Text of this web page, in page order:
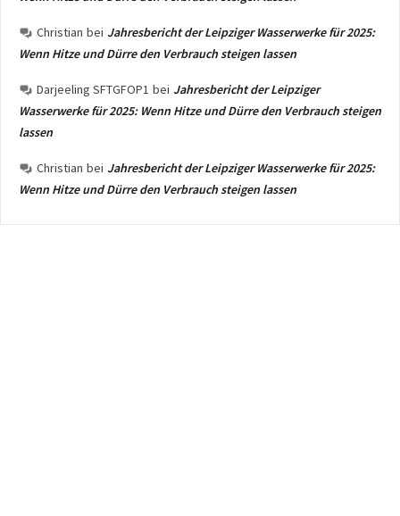
Christian bei Jahresbericht der Leipziger Wasserwerke für 2025:
Wenn Hitze und Dürre den Verbrauch steigen lassen
Darjeeling SFTGFOP1 bei Jahresbericht der Leipziger
Wasserwerke für 2025: Wenn Hitze und Dürre den Verbrauch steigen
lassen
Christian bei Jahresbericht der Leipziger Wasserwerke für 2025:
Wenn Hitze und Dürre den Verbrauch steigen lassen